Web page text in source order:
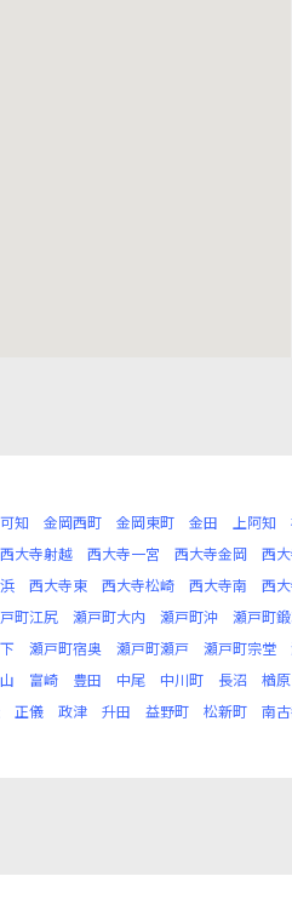
可知 金岡西町 金岡東町 金田 上阿知
西大寺射越 西大寺一宮 西大寺金岡 西
西大寺東 西大寺松崎 西大寺南 西
町江尻 瀬戸町大内 瀬戸町沖 瀬戸町
瀬戸町宿奥 瀬戸町瀬戸 瀬戸町宗堂
富崎 豊田 中尾 中川町 長沼 楢原
正儀 政津 升田 益野町 松新町 南